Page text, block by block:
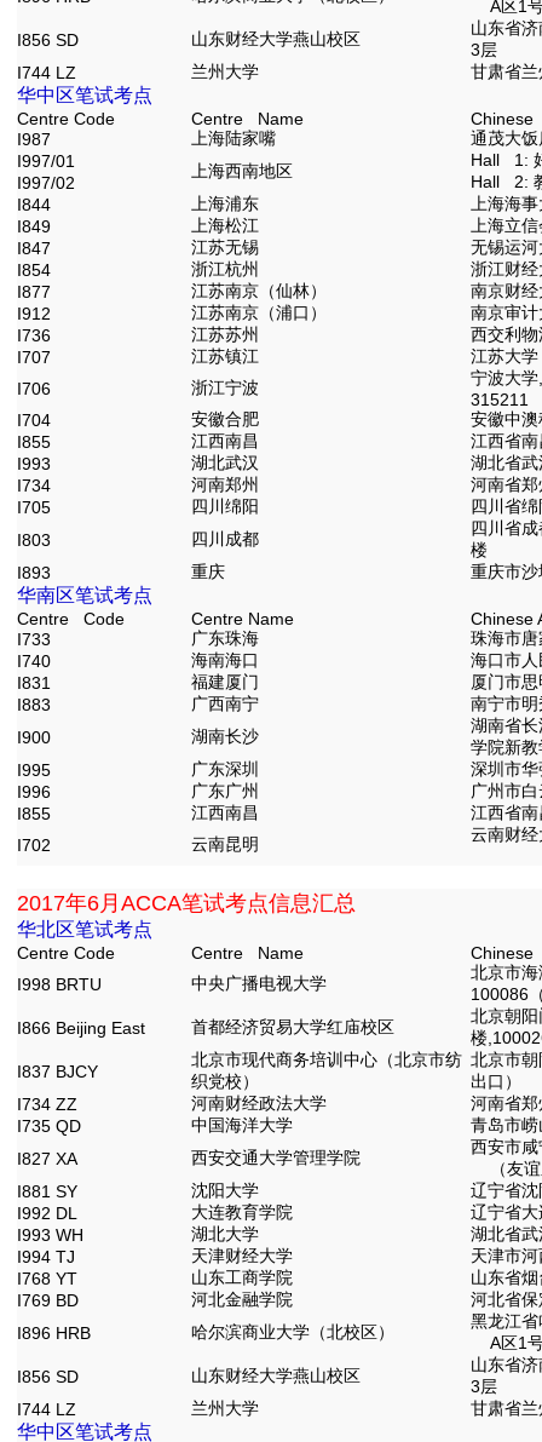
A区1
I856 SD
山东财经大学燕山校区
山东省
3层
I744 LZ
兰州大学 甘肃省
华中区笔试考点
Centre Code Centre Name
Chinese
I987
上海陆家嘴
通茂大
I997/01
上海西南地区
Hall 1:
I997/02
Hall 2:
I844
上海浦东
上海海
I849
上海松江
上海立
I847
江苏无锡
无锡运
I854
浙江杭州
浙江财
I877
江苏南京（仙林）
南京财
I912
江苏南京（浦口）
南京审
I736
江苏苏州
西交利
I707
江苏镇江
江苏大
I706
浙江宁波
宁波大
315211
I704
安徽合肥
安徽中
I855
江西南昌
江西省
I993
湖北武汉
湖北省
I734
河南郑州
河南省
I705
四川绵阳
四川省
I803
四川成都
四川省
楼
I893
重庆 重庆市
华南区笔试考点
Centre Code Centre Name
Chinese
I733
广东珠海
珠海市
I740
海南海口
海口市
I831
福建厦门
厦门市
I883
广西南宁
南宁市
I900
湖南长沙
湖南省
学院新教
I995
广东深圳
深圳市
I996
广东广州
广州市
I855
江西南昌
江西省
I702
云南昆明 云南财
2017年6月ACCA笔试考点信息汇总
华北区笔试考点
Centre Code Centre Name
Chinese
I998 BRTU
中央广播电视大学
北京市
100086
I866 Beijing East
首都经济贸易大学红庙校区
北京朝
楼
I837 BJCY
北京市现代商务培训中心（北京市纺
织党校）
北京市
出口）
I734 ZZ
河南财经政法大学
河南省
I735 QD
中国海洋大学
青岛市
I827 XA
西安交通大学管理学院
西安市
（友谊
I881 SY
沈阳大学
辽宁省
I992 DL
大连教育学院
辽宁省
I993 WH
湖北大学
湖北省
I994 TJ
天津财经大学
天津市
I768 YT
山东工商学院
山东省
I769 BD
河北金融学院
河北省
I896 HRB
哈尔滨商业大学（北校区）
黑龙江
A区1
I856 SD
山东财经大学燕山校区
山东省
3层
I744 LZ
兰州大学 甘肃省
华中区笔试考点